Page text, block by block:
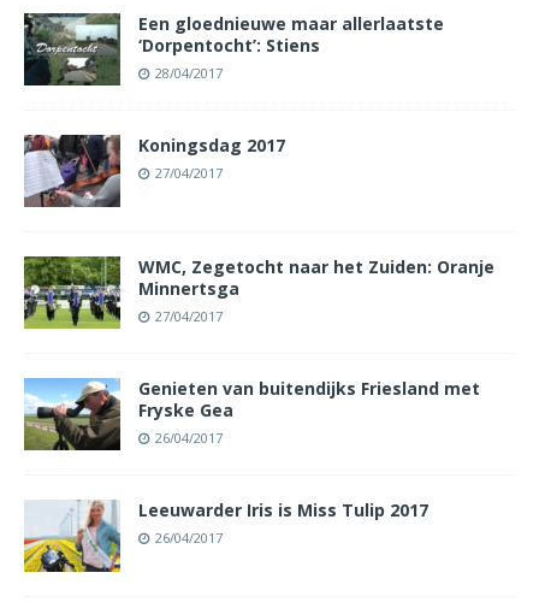
Een gloednieuwe maar allerlaatste
‘Dorpentocht’: Stiens
28/04/2017
Koningsdag 2017
27/04/2017
WMC, Zegetocht naar het Zuiden: Oranje
Minnertsga
27/04/2017
Genieten van buitendijks Friesland met
Fryske Gea
26/04/2017
Leeuwarder Iris is Miss Tulip 2017
26/04/2017